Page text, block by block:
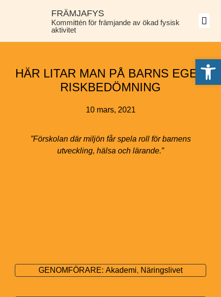
FRÄMJAFYS
Kommittén för främjande av ökad fysisk
aktivitet
HÄR LITAR MAN PÅ BARNS EGEN
RISKBEDÖMNING
10 mars, 2021
”Förskolan där miljön får spela roll för barnens
utveckling, hälsa och lärande.”
GENOMFÖRARE: Akademi, Näringslivet